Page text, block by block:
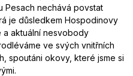
Pesach nechává povstat
je důsledkem Hospodinovy
aktuální nesvobody
ve svých vnitřních
spoutáni okovy, které jsme si